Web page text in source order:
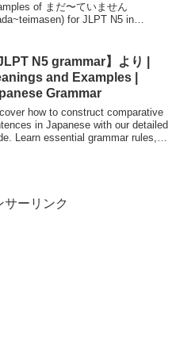
of まだ〜ていません
for JLPT N5 in
JLPT N5 grammar】より |
and Examples |
Grammar
how to construct comparative
in Japanese with our detailed
Learn essential grammar rules,
サーリンク